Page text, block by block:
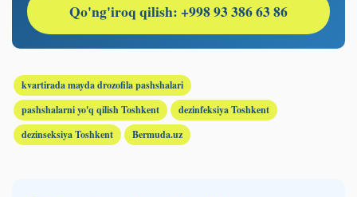
Qo'ng'iroq qilish: +998 93 386 63 86
kvartirada mayda drozofila pashshalari
pashshalarni yo'q qilish Toshkent
dezinfeksiya Toshkent
dezinseksiya Toshkent
Bermuda.uz